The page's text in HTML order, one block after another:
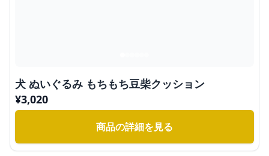
犬 ぬいぐるみ もちもち豆柴クッション
¥3,020
商品の詳細を見る